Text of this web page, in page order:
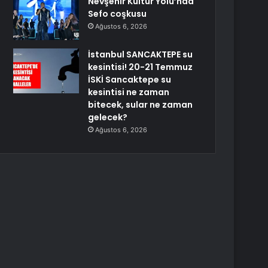
Sefo coşkusu
Ağustos 6, 2026
İstanbul SANCAKTEPE su
kesintisi! 20-21 Temmuz
İSKİ Sancaktepe su
kesintisi ne zaman
bitecek, sular ne zaman
gelecek?
Ağustos 6, 2026